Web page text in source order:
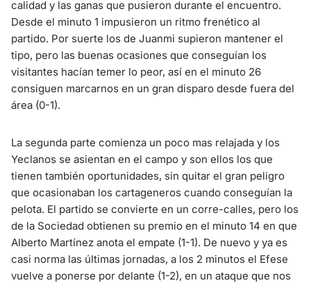
calidad y las ganas que pusieron durante el encuentro.
Desde el minuto 1 impusieron un ritmo frenético al
partido. Por suerte los de Juanmi supieron mantener el
tipo, pero las buenas ocasiones que conseguían los
visitantes hacían temer lo peor, así en el minuto 26
consiguen marcarnos en un gran disparo desde fuera del
área (0-1).
La segunda parte comienza un poco mas relajada y los
Yeclanos se asientan en el campo y son ellos los que
tienen también oportunidades, sin quitar el gran peligro
que ocasionaban los cartageneros cuando conseguían la
pelota. El partido se convierte en un corre-calles, pero los
de la Sociedad obtienen su premio en el minuto 14 en que
Alberto Martínez anota el empate (1-1). De nuevo y ya es
casi norma las últimas jornadas, a los 2 minutos el Efese
vuelve a ponerse por delante (1-2), en un ataque que nos